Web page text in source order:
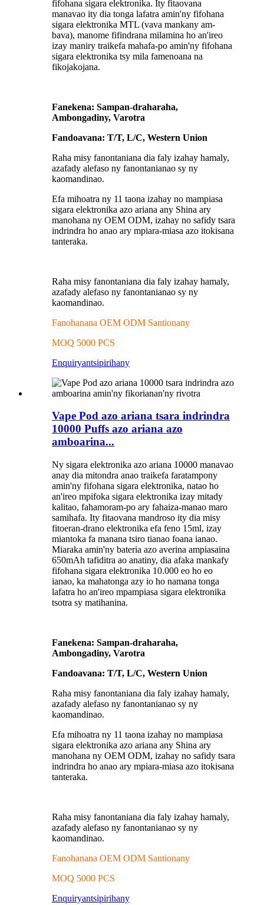
fifohana sigara elektronika. Ity fitaovana
manavao ity dia tonga lafatra amin'ny fifohana
sigara elektronika MTL (vava mankany am-
bava), manome fifindrana milamina ho an'ireo
izay maniry traikefa mahafa-po amin'ny fifohana
sigara elektronika tsy mila famenoana na
fikojakojana.
Fanekena: Sampan-draharaha,
Ambongadiny, Varotra
Fandoavana: T/T, L/C, Western Union
Raha misy fanontaniana dia faly izahay hamaly,
azafady alefaso ny fanontanianao sy ny
kaomandinao.
Efa mihoatra ny 11 taona izahay no mampiasa
sigara elektronika azo ariana any Shina ary
manohana ny OEM ODM, izahay no safidy tsara
indrindra ho anao ary mpiara-miasa azo itokisana
tanteraka.
Raha misy fanontaniana dia faly izahay hamaly,
azafady alefaso ny fanontanianao sy ny
kaomandinao.
Fanohanana OEM ODM Santionany
MOQ 5000 PCS
Enquiryantsipirihany
Vape Pod azo ariana tsara indrindra
10000 Puffs azo ariana azo
amboarina...
Ny sigara elektronika azo ariana 10000 manavao
anay dia mitondra anao traikefa faratampony
amin'ny fifohana sigara elektronika, natao ho
an'ireo mpifoka sigara elektronika izay mitady
kalitao, fahamoram-po ary fahaiza-manao maro
samihafa. Ity fitaovana mandroso ity dia misy
fitoeran-drano elektronika efa feno 15ml, izay
miantoka fa manana tsiro tianao foana ianao.
Miaraka amin'ny bateria azo averina ampiasaina
650mAh tafiditra ao anatiny, dia afaka mankafy
fifohana sigara elektronika 10.000 eo ho eo
ianao, ka mahatonga azy io ho namana tonga
lafatra ho an'ireo mpampiasa sigara elektronika
tsotra sy matihanina.
Fanekena: Sampan-draharaha,
Ambongadiny, Varotra
Fandoavana: T/T, L/C, Western Union
Raha misy fanontaniana dia faly izahay hamaly,
azafady alefaso ny fanontanianao sy ny
kaomandinao.
Efa mihoatra ny 11 taona izahay no mampiasa
sigara elektronika azo ariana any Shina ary
manohana ny OEM ODM, izahay no safidy tsara
indrindra ho anao ary mpiara-miasa azo itokisana
tanteraka.
Raha misy fanontaniana dia faly izahay hamaly,
azafady alefaso ny fanontanianao sy ny
kaomandinao.
Fanohanana OEM ODM Santionany
MOQ 5000 PCS
Enquiryantsipirihany